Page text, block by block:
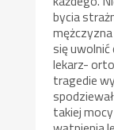
bycia
się
lekarz-
tragedie
takiej